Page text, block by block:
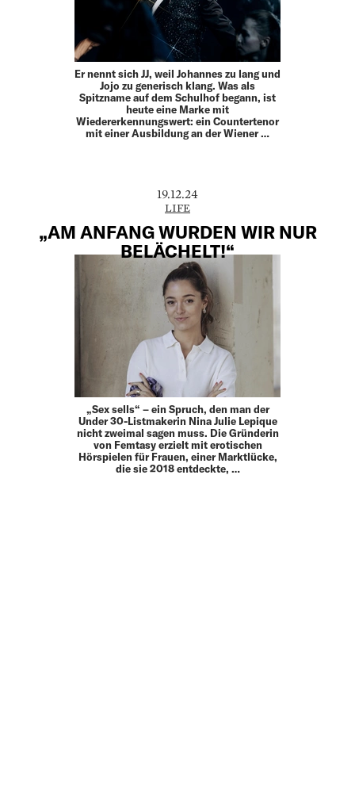
Er nennt sich JJ, weil Johannes zu lang und
Jojo zu generisch klang. Was als
Spitzname auf dem Schulhof begann, ist
heute eine Marke mit
Wiedererkennungswert: ein Countertenor
mit einer Ausbildung an der Wiener …
19.12.24
LIFE
„AM ANFANG WURDEN WIR NUR
BELÄCHELT!“
„Sex sells“ – ein Spruch, den man der
Under 30-Listmakerin Nina Julie Lepique
nicht zweimal sagen muss. Die Gründerin
von Femtasy erzielt mit erotischen
Hörspielen für Frauen, einer Marktlücke,
die sie 2018 entdeckte, …